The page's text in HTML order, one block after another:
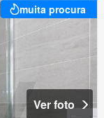
muita procura
Ver foto